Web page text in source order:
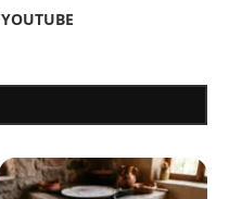
YOUTUBE